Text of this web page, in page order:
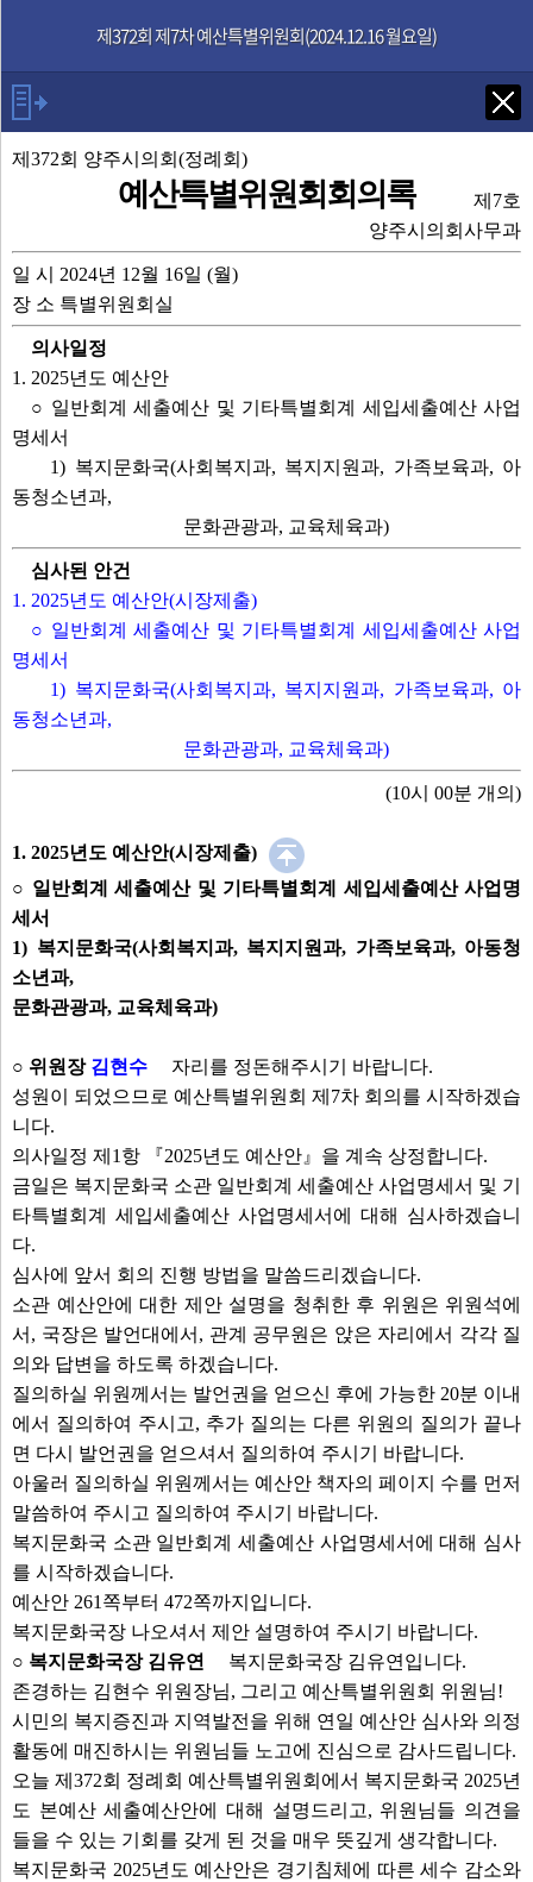
제372회 제7차 예산특별위원회(2024.12.16 월요일)
Tab키로 다음 검색
위원장 김현수
복지문화국장
정희태 위원
사회복지과장
이지연 위원
부시장
복지지원과장
가족보육과장
아동청소년과장
한상민 위원
강혜숙 위원
최수연 위원
문화관광과장
교육체육과장
발언보기 선택취소
안건
1. 2025년도 예산안(시장제출)
○ 일반회계 세출예산 및 기타특별회계 세입세출예산 사업명세서
1) 복지문화국(사회복지과, 복지지원과, 가족보육과, 아동청소년과,
문화관광과, 교육체육과)
제372회 양주시의회(정례회)
예산특별위원회회의록
제7호
양주시의회사무과
일 시 2024년 12월 16일 (월)
장 소 특별위원회실
의사일정
1. 2025년도 예산안
○ 일반회계 세출예산 및 기타특별회계 세입세출예산 사업
명세서
1) 복지문화국(사회복지과, 복지지원과, 가족보육과, 아
동청소년과,
문화관광과, 교육체육과)
심사된 안건
1. 2025년도 예산안(시장제출)
○ 일반회계 세출예산 및 기타특별회계 세입세출예산 사업
명세서
1) 복지문화국(사회복지과, 복지지원과, 가족보육과, 아
동청소년과,
문화관광과, 교육체육과)
(10시 00분 개의)
1. 2025년도 예산안(시장제출)
○ 일반회계 세출예산 및 기타특별회계 세입세출예산 사업명
세서
1) 복지문화국(사회복지과, 복지지원과, 가족보육과, 아동청
소년과,
문화관광과, 교육체육과)
○ 위원장 김현수
자리를 정돈해주시기 바랍니다.
성원이 되었으므로 예산특별위원회 제7차 회의를 시작하겠습
니다.
의사일정 제1항 『2025년도 예산안』을 계속 상정합니다.
금일은 복지문화국 소관 일반회계 세출예산 사업명세서 및 기
타특별회계 세입세출예산 사업명세서에 대해 심사하겠습니
다.
심사에 앞서 회의 진행 방법을 말씀드리겠습니다.
소관 예산안에 대한 제안 설명을 청취한 후 위원은 위원석에
서, 국장은 발언대에서, 관계 공무원은 앉은 자리에서 각각 질
의와 답변을 하도록 하겠습니다.
질의하실 위원께서는 발언권을 얻으신 후에 가능한 20분 이내
에서 질의하여 주시고, 추가 질의는 다른 위원의 질의가 끝나
면 다시 발언권을 얻으셔서 질의하여 주시기 바랍니다.
아울러 질의하실 위원께서는 예산안 책자의 페이지 수를 먼저
말씀하여 주시고 질의하여 주시기 바랍니다.
복지문화국 소관 일반회계 세출예산 사업명세서에 대해 심사
를 시작하겠습니다.
예산안 261쪽부터 472쪽까지입니다.
복지문화국장 나오셔서 제안 설명하여 주시기 바랍니다.
○ 복지문화국장 김유연
복지문화국장 김유연입니다.
존경하는 김현수 위원장님, 그리고 예산특별위원회 위원님!
시민의 복지증진과 지역발전을 위해 연일 예산안 심사와 의정
활동에 매진하시는 위원님들 노고에 진심으로 감사드립니다.
오늘 제372회 정례회 예산특별위원회에서 복지문화국 2025년
도 본예산 세출예산안에 대해 설명드리고, 위원님들 의견을
들을 수 있는 기회를 갖게 된 것을 매우 뜻깊게 생각합니다.
복지문화국 2025년도 예산안은 경기침체에 따른 세수 감소와